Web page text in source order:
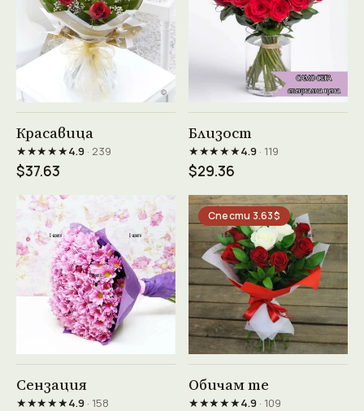
Красавица
★★★★★4.9· 239
$37.63
Близост
★★★★★4.9· 119
$29.36
Сензация
★★★★★4.9· 158
Спести 3.63$
Обичам те
★★★★★4.9· 109